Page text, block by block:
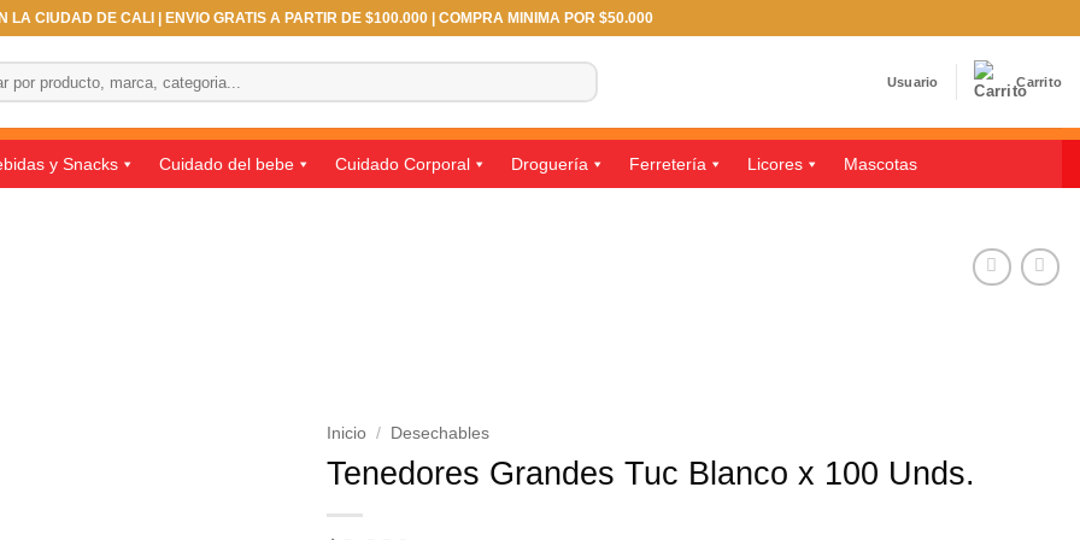
LA CIUDAD DE CALI | ENVIO GRATIS A PARTIR DE $100.000 | COMPRA MINIMA POR $50.000
Usuario Carrito
y Snacks Cuidado del bebe Cuidado Corporal Droguería Ferretería Licores Mascotas
Inicio / Desechables
Tenedores Grandes Tuc Blanco x 100 Unds.